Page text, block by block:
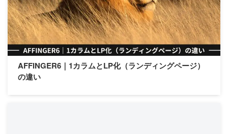
AFFINGER6｜1カラムとLP化（ランディングページ）
の違い